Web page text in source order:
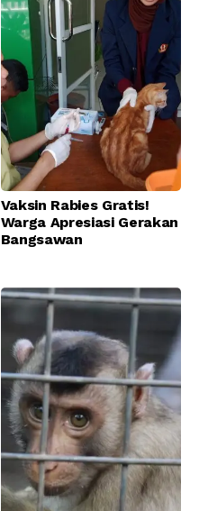
Vaksin Rabies Gratis!
Warga Apresiasi Gerakan
Bangsawan